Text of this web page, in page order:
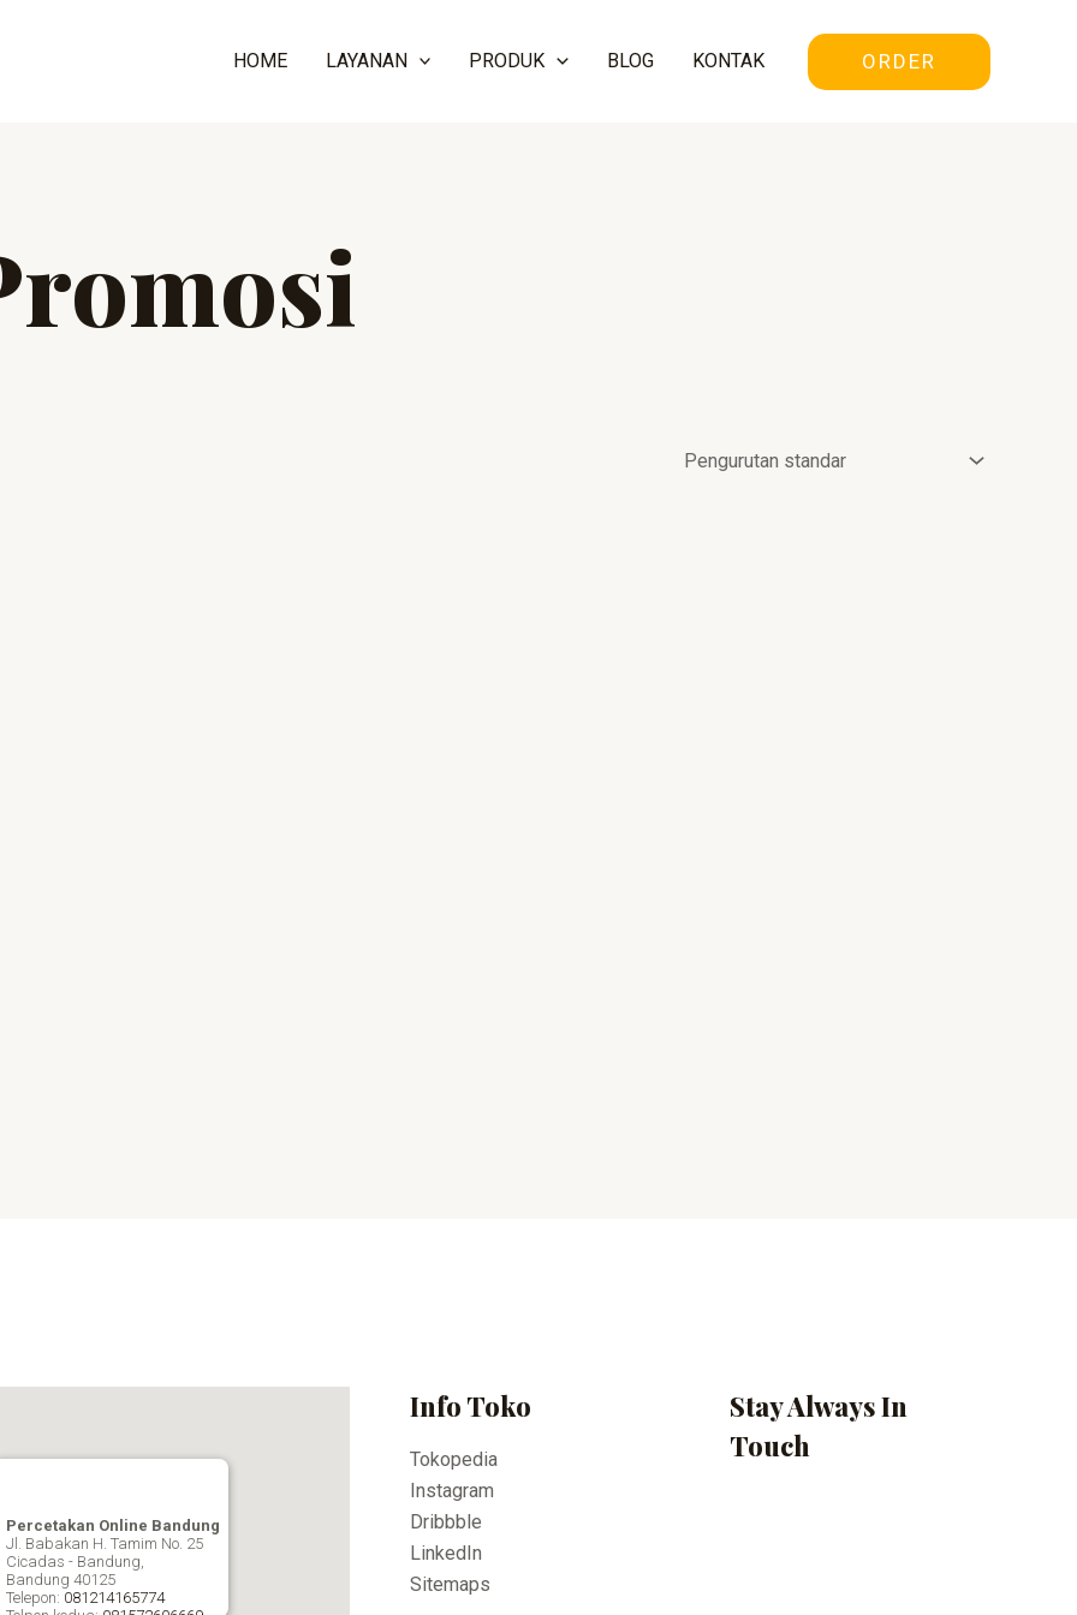
HOME LAYANAN PRODUK BLOG KONTAK ORDER
Percetakan Online Bandung
Jl. Babakan H. Tamim No. 25
Cicadas - Bandung,
Bandung 40125
Telepon: 081214165774
Info Toko
Tokopedia
Instagram
Dribbble
LinkedIn
Sitemaps
Stay Always In
Touch